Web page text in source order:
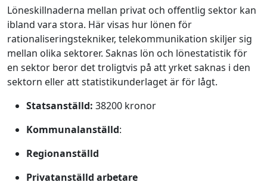
Löneskillnaderna mellan privat och offentlig sektor kan
ibland vara stora. Här visas hur lönen för
rationaliseringstekniker, telekommunikation skiljer sig
mellan olika sektorer. Saknas lön och lönestatistik för
en sektor beror det troligtvis på att yrket saknas i den
sektorn eller att statistikunderlaget är för lågt.
Statsanställd: 38200 kronor
Kommunalanställd:
Regionanställd
Privatanställd arbetare